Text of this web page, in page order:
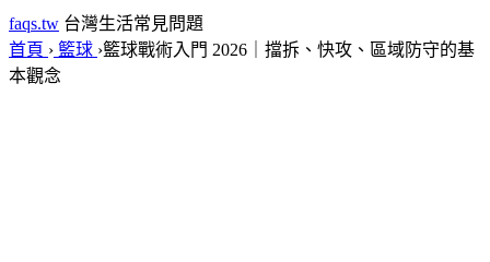
faqs.tw 台灣生活常見問題
首頁 › 籃球 ›籃球戰術入門 2026｜擋拆、快攻、區域防守的基
本觀念